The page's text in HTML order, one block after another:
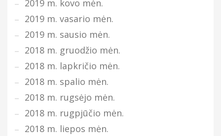
2019 m. kovo mėn.
2019 m. vasario mėn.
2019 m. sausio mėn.
2018 m. gruodžio mėn.
2018 m. lapkričio mėn.
2018 m. spalio mėn.
2018 m. rugsėjo mėn.
2018 m. rugpjūčio mėn.
2018 m. liepos mėn.